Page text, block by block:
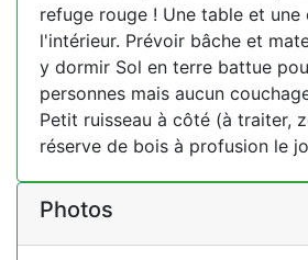
refuge rouge ! Une table et une
l'intérieur. Prévoir bâche et
y dormir Sol en terre battue
personnes mais aucun
Petit ruisseau à côté (à traiter,
réserve de bois à profusion le
Photos